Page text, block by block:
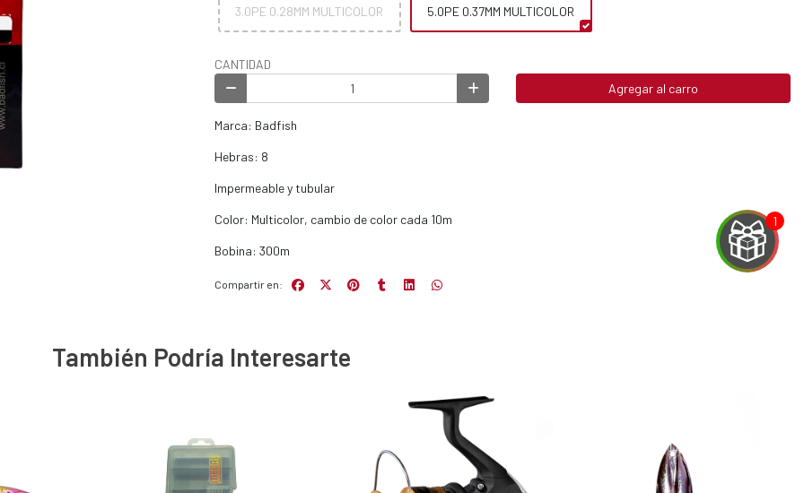
3.0PE 0.28MM MULTICOLOR 5.0PE 0.37MM MULTICOLOR
CANTIDAD
Agregar al carro
Marca: Badfish
Hebras: 8
Impermeable y tubular
Color: Multicolor, cambio de color cada 10m
Bobina: 300m
Compartir en:
También Podría Interesarte